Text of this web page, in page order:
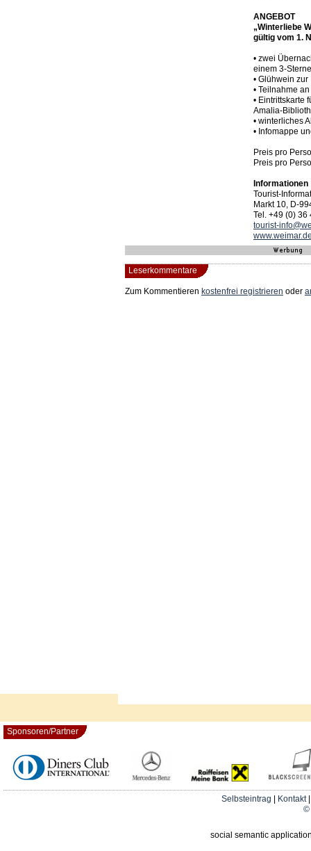
ANGEBOT
„Winterliebe
gültig vom 1.
• zwei
einem 3-
• Glühwein
• Teilnahme
• Eintrittskarte
Amalia-
• winterliches
• Infomappe
Preis pro
Preis pro
Informationen
Tourist-
Markt 10, D-
Tel. +49 (0) 36
tourist-
Leserkommentare
Zum Kommentieren kostenfrei registrieren oder
Sponsoren/Partner
Selbsteintrag | Kontakt
©
social semantic